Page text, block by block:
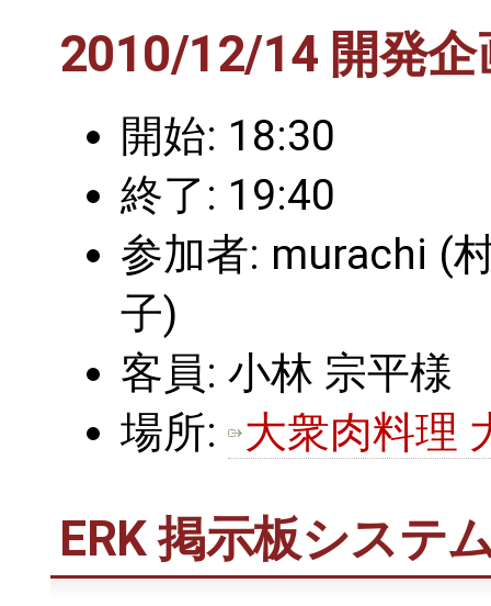
2010/12/14 開発企
開始: 18:30
終了: 19:40
参加者: murachi (
子)
客員: 小林 宗平様
場所:
大衆肉料理
ERK 掲示板システ